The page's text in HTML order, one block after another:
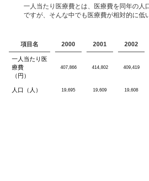
一人当たり医療費とは、医療費を同年の
ですが、そんな中でも医療費が相対的に低
項目名 2000 2001 2002
一人当たり医
療費
（円）
407,866 414,802 409,419
人口（人） 19,695 19,609 19,608